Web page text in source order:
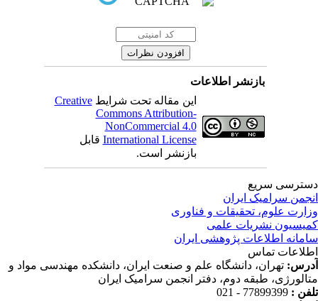
بازنشر اطلاعات
این مقاله تحت شرایطCreative
Commons Attribution-
NonCommercial 4.0
International Licenseقابل
بازنشر است.
سریع
سرامیک ایران
علوم، تحقیقات و فناوری
نشریات علمی
اطلاعات پژوهشی ایران
تماس
تهران، دانشگاه علم و صنعت ایران، دانشکده مهندسی مواد و
طبقه دوم، دفتر انجمن سرامیک ایران
:
77899399 - 021